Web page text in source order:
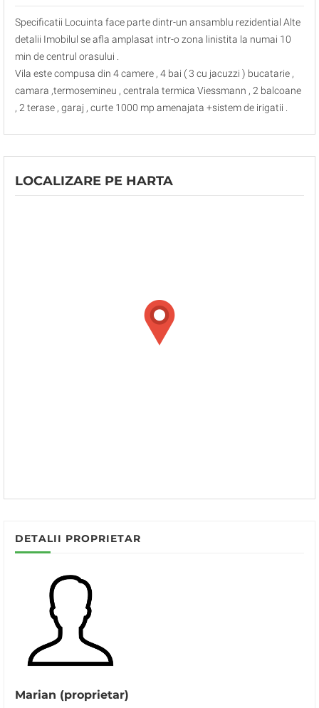
Specificatii Locuinta face parte dintr-un ansamblu rezidential Alte
detalii Imobilul se afla amplasat intr-o zona linistita la numai 10
min de centrul orasului .
Vila este compusa din 4 camere , 4 bai ( 3 cu jacuzzi ) bucatarie ,
camara ,termosemineu , centrala termica Viessmann , 2 balcoane
, 2 terase , garaj , curte 1000 mp amenajata +sistem de irigatii .
LOCALIZARE PE HARTA
DETALII PROPRIETAR
Marian (proprietar)